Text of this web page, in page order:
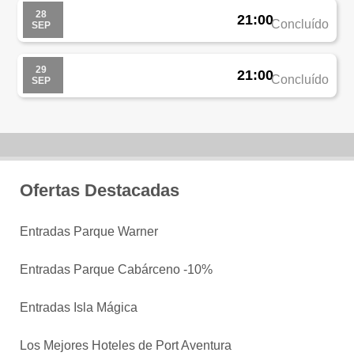
28
SEP
21:00Concluído
29
SEP
21:00Concluído
Ofertas Destacadas
Entradas Parque Warner
Entradas Parque Cabárceno -10%
Entradas Isla Mágica
Los Mejores Hoteles de Port Aventura